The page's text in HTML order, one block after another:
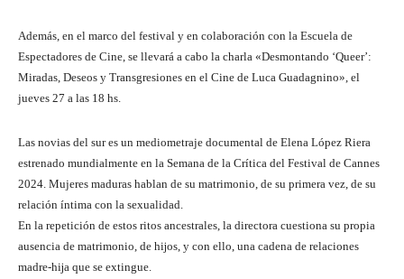
Además, en el marco del festival y en colaboración con la Escuela de
Espectadores de Cine, se llevará a cabo la charla «Desmontando ‘Queer’:
Miradas, Deseos y Transgresiones en el Cine de Luca Guadagnino», el
jueves 27 a las 18 hs.
Las novias del sur es un mediometraje documental de Elena López Riera
estrenado mundialmente en la Semana de la Crítica del Festival de Cannes
2024. Mujeres maduras hablan de su matrimonio, de su primera vez, de su
relación íntima con la sexualidad.
En la repetición de estos ritos ancestrales, la directora cuestiona su propia
ausencia de matrimonio, de hĳos, y con ello, una cadena de relaciones
madre-hĳa que se extingue.